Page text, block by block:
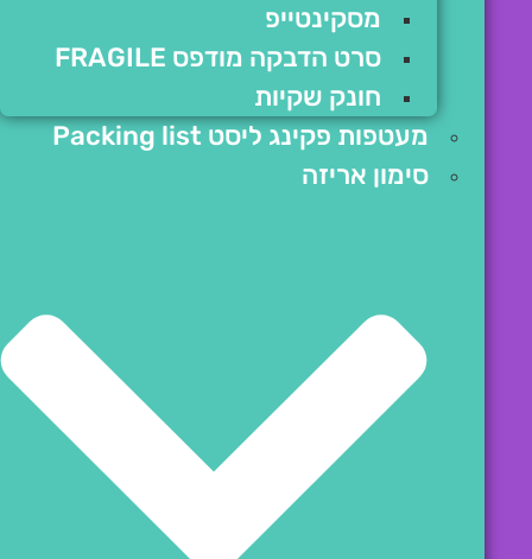
מסקינטייפ
סרט הדבקה מודפס FRAGILE
חונק שקיות
מעטפות פקינג ליסט Packing list
סימון אריזה